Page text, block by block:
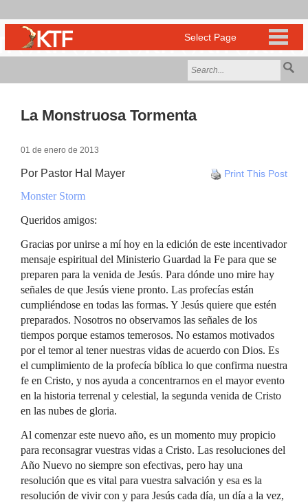
La Monstruosa Tormenta
01 de enero de 2013
Print This Post
Por Pastor Hal Mayer
Monster Storm
Queridos amigos:
Gracias por unirse a mí hoy en la edición de este incentivador
mensaje espiritual del Ministerio Guardad la Fe para que se
preparen para la venida de Jesús. Para dónde uno mire hay
señales de que Jesús viene pronto. Las profecías están
cumpliéndose en todas las formas. Y Jesús quiere que estén
preparados. Nosotros no observamos las señales de los
tiempos porque estamos temerosos. No estamos motivados
por el temor al tener nuestras vidas de acuerdo con Dios. Es
el cumplimiento de la profecía bíblica lo que confirma nuestra
fe en Cristo, y nos ayuda a concentrarnos en el mayor evento
en la historia terrenal y celestial, la segunda venida de Cristo
en las nubes de gloria.
Al comenzar este nuevo año, es un momento muy propicio
para reconsagrar vuestras vidas a Cristo. Las resoluciones del
Año Nuevo no siempre son efectivas, pero hay una
resolución que es vital para vuestra salvación y esa es la
resolución de vivir con y para Jesús cada día, un día a la vez,